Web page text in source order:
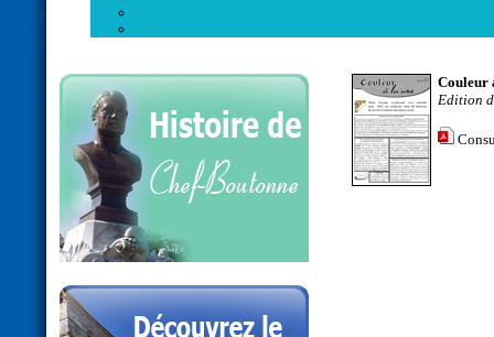
Couleur
Edition